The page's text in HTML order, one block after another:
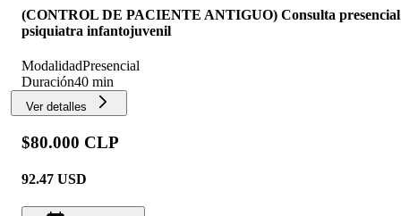
(CONTROL DE PACIENTE ANTIGUO) Consulta presencial
psiquiatra infantojuvenil
ModalidadPresencial
Duración40 min
Ver detalles
$80.000 CLP
92.47 USD